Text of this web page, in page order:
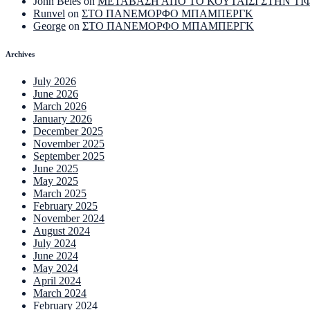
Runvel on ΣΤΟ ΠΑΝΕΜΟΡΦΟ ΜΠΑΜΠΕΡΓΚ
George on ΣΤΟ ΠΑΝΕΜΟΡΦΟ ΜΠΑΜΠΕΡΓΚ
Archives
July 2026
June 2026
March 2026
January 2026
December 2025
November 2025
September 2025
June 2025
May 2025
March 2025
February 2025
November 2024
August 2024
July 2024
June 2024
May 2024
April 2024
March 2024
February 2024